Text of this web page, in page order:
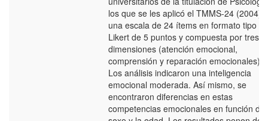
los que se les aplicó el TMMS-24 (2004),
una escala de 24 ítems en formato tipo
Likert de 5 puntos y compuesta por tres
dimensiones (atención emocional,
comprensión y reparación emocionales).
Los análisis indicaron una inteligencia
emocional moderada. Así mismo, se
encontraron diferencias en estas
competencias emocionales en función del